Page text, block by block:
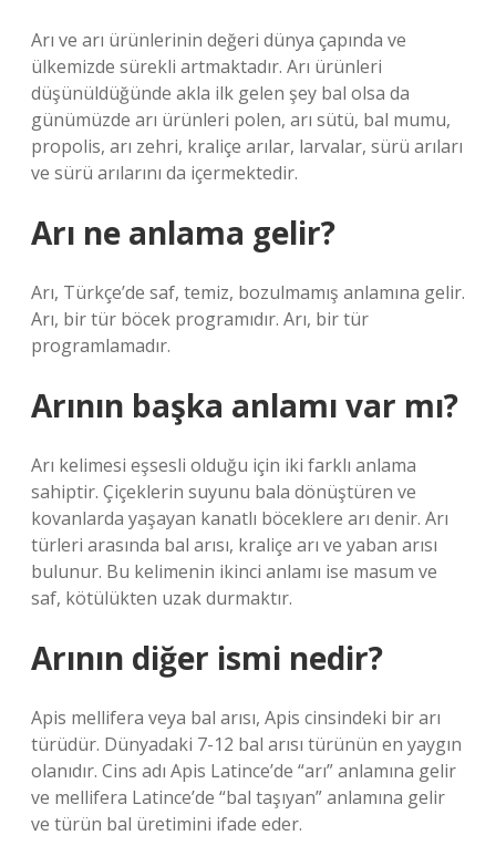
Arı ve arı ürünlerinin değeri dünya çapında ve
ülkemizde sürekli artmaktadır. Arı ürünleri
düşünüldüğünde akla ilk gelen şey bal olsa da
günümüzde arı ürünleri polen, arı sütü, bal mumu,
propolis, arı zehri, kraliçe arılar, larvalar, sürü arıları
ve sürü arılarını da içermektedir.
Arı ne anlama gelir?
Arı, Türkçe’de saf, temiz, bozulmamış anlamına gelir.
Arı, bir tür böcek programıdır. Arı, bir tür
programlamadır.
Arının başka anlamı var mı?
Arı kelimesi eşsesli olduğu için iki farklı anlama
sahiptir. Çiçeklerin suyunu bala dönüştüren ve
kovanlarda yaşayan kanatlı böceklere arı denir. Arı
türleri arasında bal arısı, kraliçe arı ve yaban arısı
bulunur. Bu kelimenin ikinci anlamı ise masum ve
saf, kötülükten uzak durmaktır.
Arının diğer ismi nedir?
Apis mellifera veya bal arısı, Apis cinsindeki bir arı
türüdür. Dünyadaki 7-12 bal arısı türünün en yaygın
olanıdır. Cins adı Apis Latince’de “arı” anlamına gelir
ve mellifera Latince’de “bal taşıyan” anlamına gelir
ve türün bal üretimini ifade eder.